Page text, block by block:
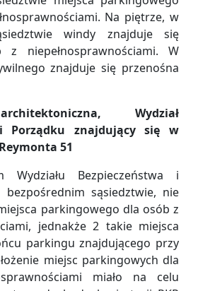
Na piętrze, w
windy znajduje się
niepełnosprawnościami. W
znajduje się przenośna
Wydział
i Porządku znajdujący się w
51
Wydziału Bezpieczeństwa i
sąsiedztwie, nie
parkingowego dla osób z
jednakże 2 takie miejsca
parkingu znajdującego przy
miejsc parkingowych dla
miało na celu